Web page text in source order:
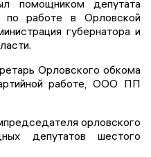
депутата
по работе в Орловской
губернатора и
Орловского обкома
работе, ООО ПП
орловского
депутатов шестого